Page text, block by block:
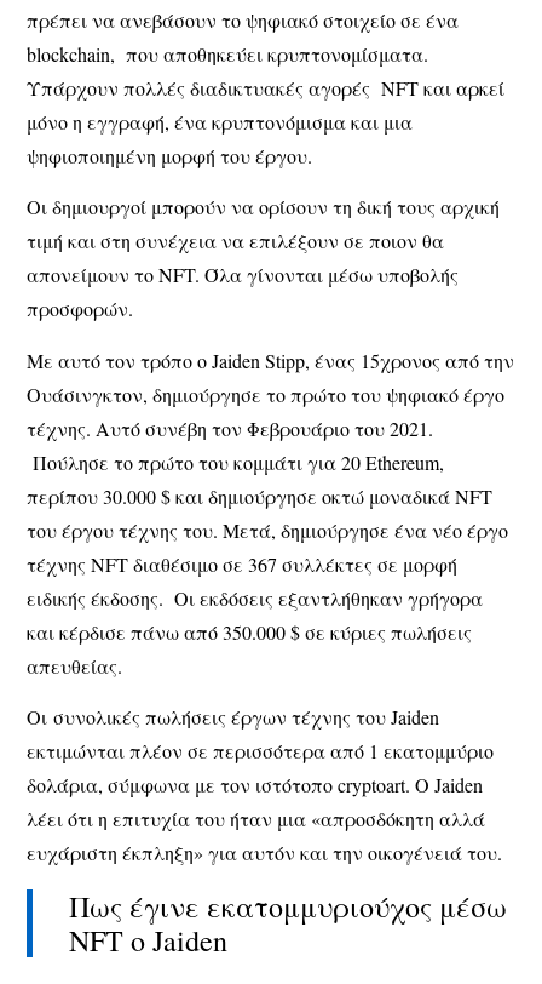
πρέπει να ανεβάσουν το ψηφιακό στοιχείο σε ένα
blockchain, που αποθηκεύει κρυπτονομίσματα.
Υπάρχουν πολλές διαδικτυακές αγορές NFT και αρκεί
μόνο η εγγραφή, ένα κρυπτονόμισμα και μια
ψηφιοποιημένη μορφή του έργου.
Οι δημιουργοί μπορούν να ορίσουν τη δική τους αρχική
τιμή και στη συνέχεια να επιλέξουν σε ποιον θα
απονείμουν το NFT. Όλα γίνονται μέσω υποβολής
προσφορών.
Με αυτό τον τρόπο ο Jaiden Stipp, ένας 15χρονος από την
Ουάσινγκτον, δημιούργησε το πρώτο του ψηφιακό έργο
τέχνης. Αυτό συνέβη τον Φεβρουάριο του 2021.
Πούλησε το πρώτο του κομμάτι για 20 Ethereum,
περίπου 30.000 $ και δημιούργησε οκτώ μοναδικά NFT
του έργου τέχνης του. Μετά, δημιούργησε ένα νέο έργο
τέχνης NFT διαθέσιμο σε 367 συλλέκτες σε μορφή
ειδικής έκδοσης. Οι εκδόσεις εξαντλήθηκαν γρήγορα
και κέρδισε πάνω από 350.000 $ σε κύριες πωλήσεις
απευθείας.
Οι συνολικές πωλήσεις έργων τέχνης του Jaiden
εκτιμώνται πλέον σε περισσότερα από 1 εκατομμύριο
δολάρια, σύμφωνα με τον ιστότοπο cryptoart. Ο Jaiden
λέει ότι η επιτυχία του ήταν μια «απροσδόκητη αλλά
ευχάριστη έκπληξη» για αυτόν και την οικογένειά του.
Πως έγινε εκατομμυριούχος μέσω
NFT o Jaiden